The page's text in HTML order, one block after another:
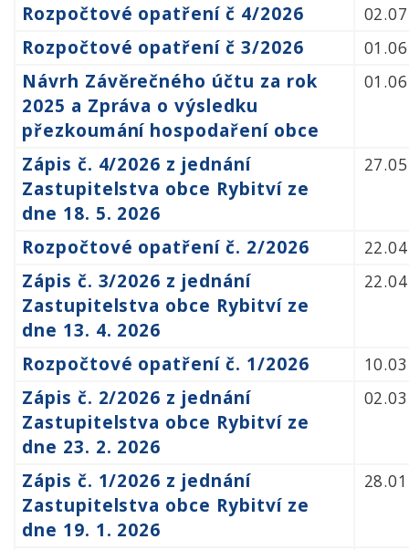
Rozpočtové opatření č 4/2026
Rozpočtové opatření č 3/2026
Návrh Závěrečného účtu za rok
2025 a Zpráva o výsledku
přezkoumání hospodaření obce
Zápis č. 4/2026 z jednání
Zastupitelstva obce Rybitví ze
dne 18. 5. 2026
Rozpočtové opatření č. 2/2026
Zápis č. 3/2026 z jednání
Zastupitelstva obce Rybitví ze
dne 13. 4. 2026
Rozpočtové opatření č. 1/2026
Zápis č. 2/2026 z jednání
Zastupitelstva obce Rybitví ze
dne 23. 2. 2026
Zápis č. 1/2026 z jednání
Zastupitelstva obce Rybitví ze
dne 19. 1. 2026